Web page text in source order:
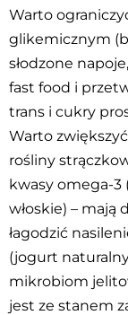
Warto
glikemicznym
słodzone
fast food i
trans i cukry
Warto
rośliny
kwasy omega-3
włoskie) – mają
łagodzić
(jogurt
mikrobiom
jest ze stanem